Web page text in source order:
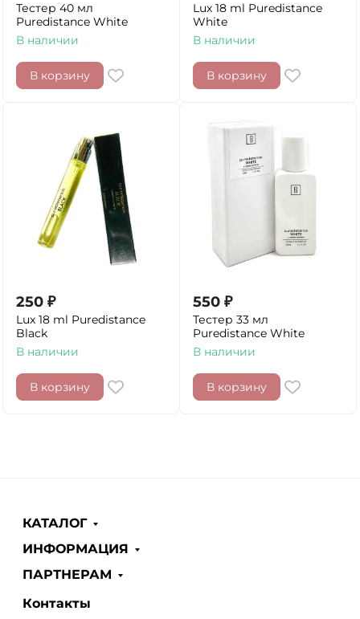
Тестер 40 мл
Puredistance White
В наличии
В корзину
Lux 18 ml Puredistance
White
В наличии
В корзину
250 ₽
Lux 18 ml Puredistance
Black
В наличии
В корзину
550 ₽
Тестер 33 мл
Puredistance White
В наличии
В корзину
КАТАЛОГ
ИНФОРМАЦИЯ
ПАРТНЕРАМ
Контакты